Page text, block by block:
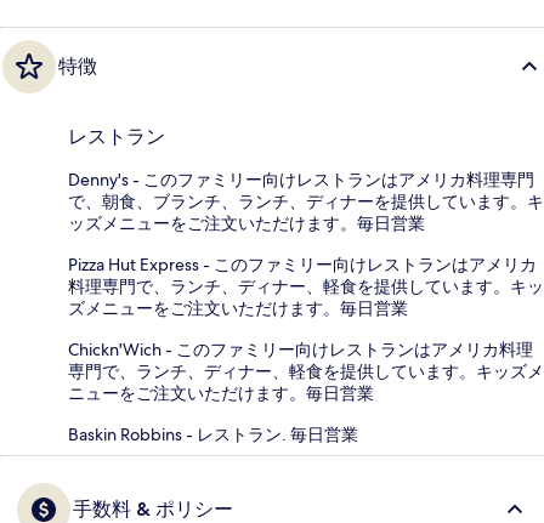
特徴
レストラン
Denny's - このファミリー向けレストランはアメリカ料理専門
で、朝食、ブランチ、ランチ、ディナーを提供しています。キ
ッズメニューをご注文いただけます。毎日営業
Pizza Hut Express - このファミリー向けレストランはアメリカ
料理専門で、ランチ、ディナー、軽食を提供しています。キッ
ズメニューをご注文いただけます。毎日営業
Chickn'Wich - このファミリー向けレストランはアメリカ料理
専門で、ランチ、ディナー、軽食を提供しています。キッズメ
ニューをご注文いただけます。毎日営業
Baskin Robbins - レストラン. 毎日営業
手数料 & ポリシー